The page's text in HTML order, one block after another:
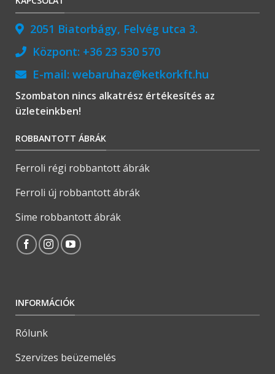
2051 Biatorbágy, Felvég utca 3.
Központ: +36 23 530 570
E-mail: webaruhaz@ketkorkft.hu
Szombaton nincs alkatrész értékesítés az
üzleteinkben!
ROBBANTOTT ÁBRÁK
Ferroli régi robbantott ábrák
Ferroli új robbantott ábrák
Sime robbantott ábrák
INFORMÁCIÓK
Rólunk
Szervizes beüzemelés